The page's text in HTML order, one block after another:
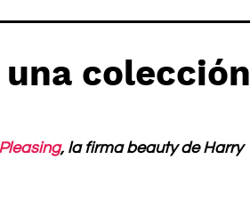
una colección
Pleasing, la firma beauty de Harry